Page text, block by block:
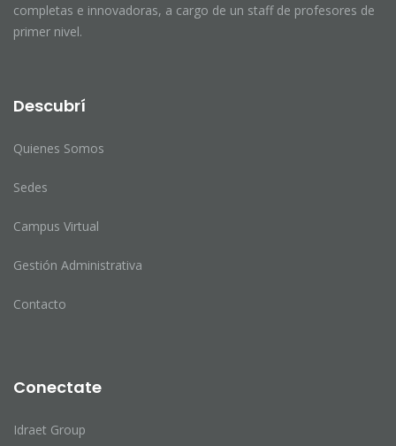
completas e innovadoras, a cargo de un staff de profesores de
primer nivel.
Descubrí
Quienes Somos
Sedes
Campus Virtual
Gestión Administrativa
Contacto
Conectate
Idraet Group